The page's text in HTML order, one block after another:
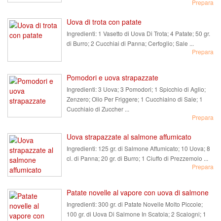
Prepara
Uova di trota con patate
Ingredienti: 1 Vasetto di Uova Di Trota; 4 Patate; 50 gr.
di Burro; 2 Cucchiai di Panna; Cerfoglio; Sale ...
Prepara
Pomodori e uova strapazzate
Ingredienti:3 Uova; 3 Pomodori; 1 Spicchio di Aglio;
Zenzero; Olio Per Friggere; 1 Cucchiaino di Sale; 1
Cucchiaio di Zuccher ...
Prepara
Uova strapazzate al salmone affumicato
Ingredienti: 125 gr. di Salmone Affumicato; 10 Uova; 8
cl. di Panna; 20 gr. di Burro; 1 Ciuffo di Prezzemolo ...
Prepara
Patate novelle al vapore con uova di salmone
Ingredienti:300 gr. di Patate Novelle Molto Piccole;
100 gr. di Uova Di Salmone In Scatola; 2 Scalogni; 1